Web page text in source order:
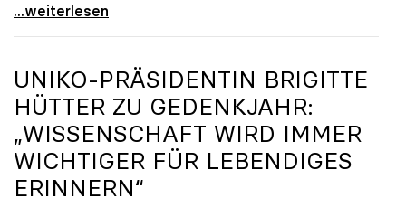
ORF-Publikumsrat: Regierung entsendet nun doch
...weiterlesen
UNIKO-PRÄSIDENTIN BRIGITTE
HÜTTER ZU GEDENKJAHR:
„WISSENSCHAFT WIRD IMMER
WICHTIGER FÜR LEBENDIGES
ERINNERN“